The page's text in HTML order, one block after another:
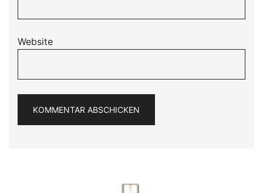
Website